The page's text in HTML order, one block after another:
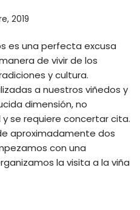
2019
es una perfecta excusa
de vivir de los
y cultura.
a nuestros viñedos y
dimensión, no
se requiere concertar cita.
aproximadamente dos
con una
la visita a la viña